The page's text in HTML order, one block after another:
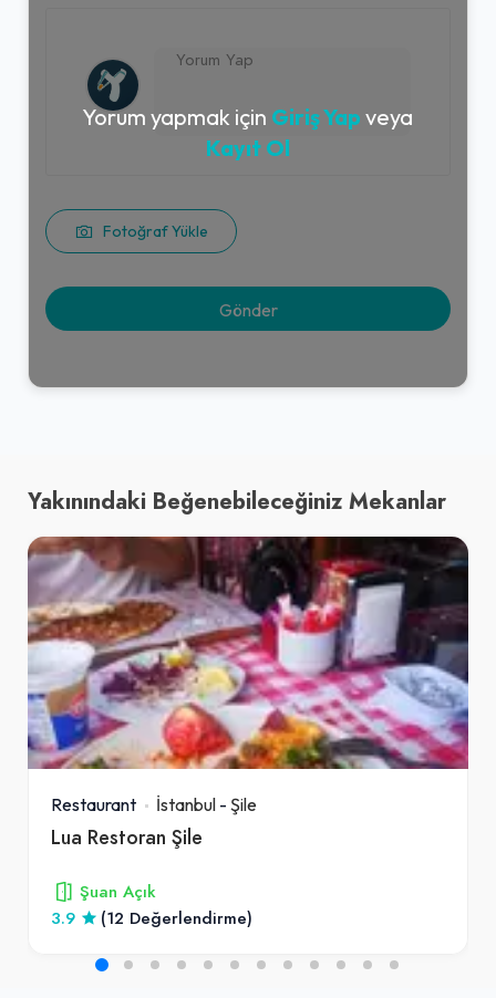
Fotoğraf Yükle
Yorum yapmak için Giriş Yap veya
Kayıt Ol
Yakınındaki Beğenebileceğiniz Mekanlar
Restaurant İstanbul - Şile
Lua Restoran Şile
Şuan Açık
3.9
(12 Değerlendirme)